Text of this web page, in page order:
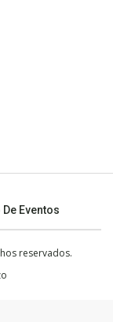
Eventos
reservados.